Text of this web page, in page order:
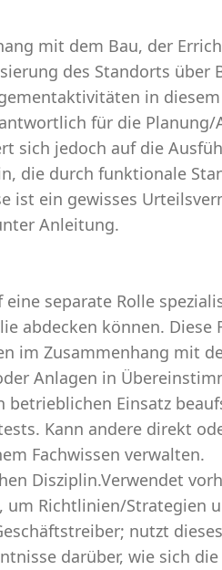
mit dem Bau, der
des Standorts über
in
für die Planung/
sich jedoch auf die
die durch funktionale
ist ein gewisses
Anleitung.
separate Rolle
abdecken können. Diese
im Zusammenhang mit
Anlagen in
Einsatz
Kann andere direkt
Fachwissen verwalten.
Disziplin.Verwendet
um Richtlinien/Strategien
nutzt
darüber, wie sich